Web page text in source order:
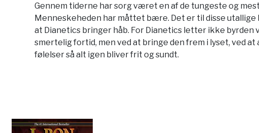
Gennem tiderne har sorg været en af de tungeste og
Menneskeheden har måttet bære. Det er til disse utallige
at Dianetics bringer håb. For Dianetics letter ikke byrden
smertelig fortid, men ved at bringe den frem i lyset, ved
følelser så alt igen bliver frit og sundt.